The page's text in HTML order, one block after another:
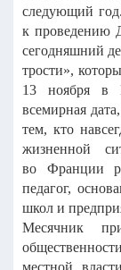
следующий
кпроведению
сегодняшний
трости»,
13 ноября в
всемирная
тем, кто
жизненной
во Франции
педагог,
школ и
Месячник
местной